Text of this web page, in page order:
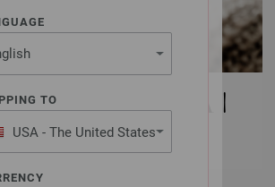
TO
USA - The United States
LANA GROSSA |
DE AGUJAS